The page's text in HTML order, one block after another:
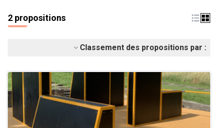
2 propositions
Classement des propositions par :